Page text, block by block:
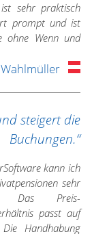
sehr praktisch
prompt und ist
ohne Wenn und
steigert die
Buchungen.“
kann ich
sehr
Das Preis-
passt auf
Handhabung